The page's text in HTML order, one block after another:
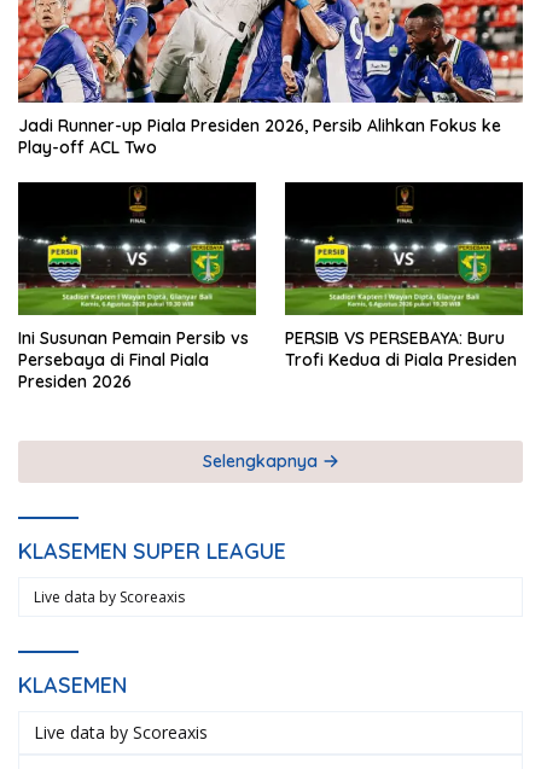
Jadi Runner-up Piala Presiden 2026, Persib Alihkan Fokus ke
Play-off ACL Two
Ini Susunan Pemain Persib vs
Persebaya di Final Piala
Presiden 2026
PERSIB VS PERSEBAYA: Buru
Trofi Kedua di Piala Presiden
Selengkapnya
KLASEMEN SUPER LEAGUE
Live data by Scoreaxis
KLASEMEN
Live data by Scoreaxis